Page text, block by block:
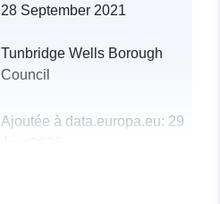
28 September 2021
Tunbridge Wells Borough
Council
Ajoutée à data.europa.eu: 29